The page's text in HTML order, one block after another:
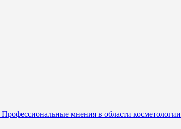
Профессиональные мнения в области косметологии